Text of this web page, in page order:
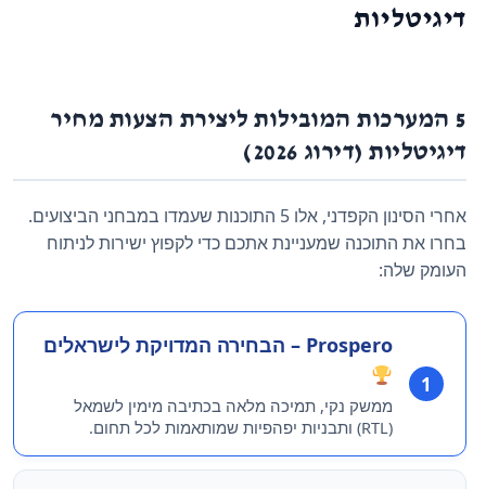
דיגיטליות
5 המערכות המובילות ליצירת הצעות מחיר
דיגיטליות (דירוג 2026)
אחרי הסינון הקפדני, אלו 5 התוכנות שעמדו במבחני הביצועים.
בחרו את התוכנה שמעניינת אתכם כדי לקפוץ ישירות לניתוח
העומק שלה:
1
Prospero – הבחירה המדויקת לישראלים
ממשק נקי, תמיכה מלאה בכתיבה מימין לשמאל
(RTL) ותבניות יפהפיות שמותאמות לכל תחום.